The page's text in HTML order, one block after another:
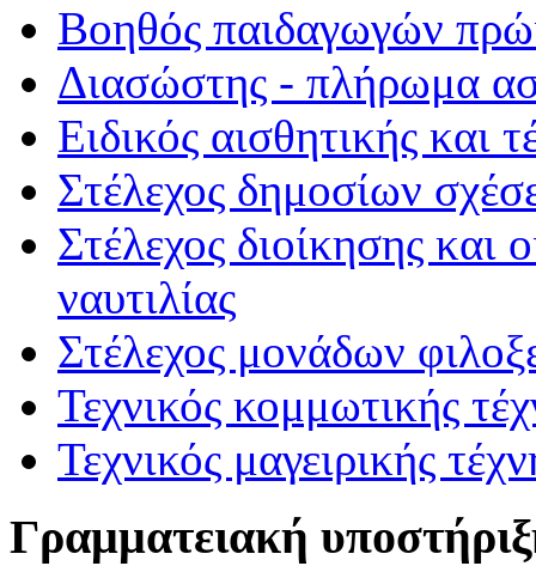
Βοηθός παιδαγωγών
Διασώστης - πλήρωμα
Ειδικός αισθητικής και
Στέλεχος δημοσίων
Στέλεχος διοίκησης και
ναυτιλίας
Στέλεχος μονάδων
Τεχνικός κομμωτικής
Τεχνικός μαγειρικής
Γραμματειακή